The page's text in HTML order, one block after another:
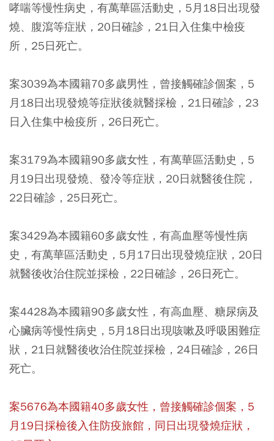
哮喘等慢性病史， 有萬華區活動史 ，5月18日出現發
燒、腹瀉等症狀，20日確診，21日入住集中檢疫
所，25日死亡。
案3039為本國籍70多歲男性，曾接觸確診個案，5
月18日出現發燒等症狀後就醫採檢，21日確診，23
日入住集中檢疫所，26日死亡。
案3179為本國籍90多歲女性， 有萬華區活動史 ，5
月19日出現發燒、發冷等症狀，20日就醫後住院，
22日確診，25日死亡。
案3429為本國籍60多歲女性，有高血壓等慢性病
史， 有萬華區活動史 ，5月17日出現發燒症狀，20日
就醫後收治住院並採檢，22日確診，26日死亡。
案4428為本國籍90多歲女性，有高血壓、糖尿病及
心臟病等慢性病史，5月18日出現咳嗽及呼吸困難症
狀，21日就醫後收治住院並採檢，24日確診，26日
死亡。
案5676為本國籍40多歲女性，曾接觸確診個案，5
月19日採檢後入住防疫旅館，同日出現發燒症狀，